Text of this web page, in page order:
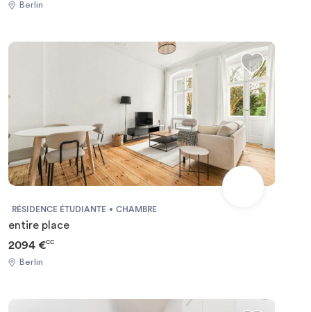
Berlin
RÉSIDENCE ÉTUDIANTE CHAMBRE
entire place
2094 €CC
Berlin